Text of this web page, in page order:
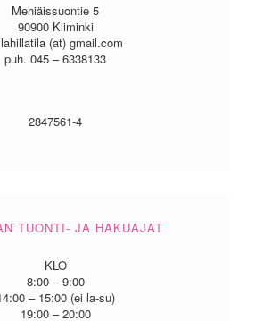
Mehiäissuontie 5
90900 Kiiminki
(at) gmail.com
puh. 045 – 6338133
2847561-4
TUONTI- JA HAKUAJAT
KLO
8:00 – 9:00
– 15:00 (ei la-su)
19:00 – 20:00